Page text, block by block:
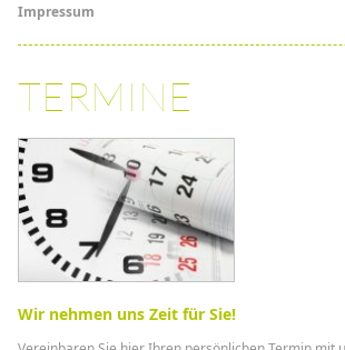
Impressum
TERMINE
Wir nehmen uns Zeit für Sie!